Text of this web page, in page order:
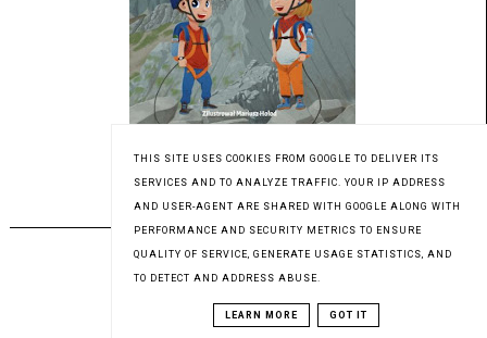
PREMIERA 18.07.2023
THIS SITE USES COOKIES FROM GOOGLE TO DELIVER ITS
SERVICES AND TO ANALYZE TRAFFIC. YOUR IP ADDRESS
AND USER-AGENT ARE SHARED WITH GOOGLE ALONG WITH
PERFORMANCE AND SECURITY METRICS TO ENSURE
QUALITY OF SERVICE, GENERATE USAGE STATISTICS, AND
TO DETECT AND ADDRESS ABUSE.
LEARN MORE GOT IT